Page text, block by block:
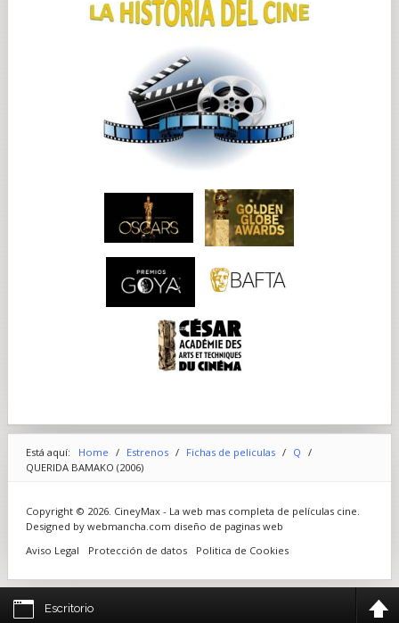
Está aquí: Home / Estrenos / Fichas de peliculas / Q /
QUERIDA BAMAKO (2006)
Copyright © 2026. CineyMax - La web mas completa de películas cine.
Designed by webmancha.com diseño de paginas web
Aviso Legal
Protección de datos Politica de Cookies
Escritorio